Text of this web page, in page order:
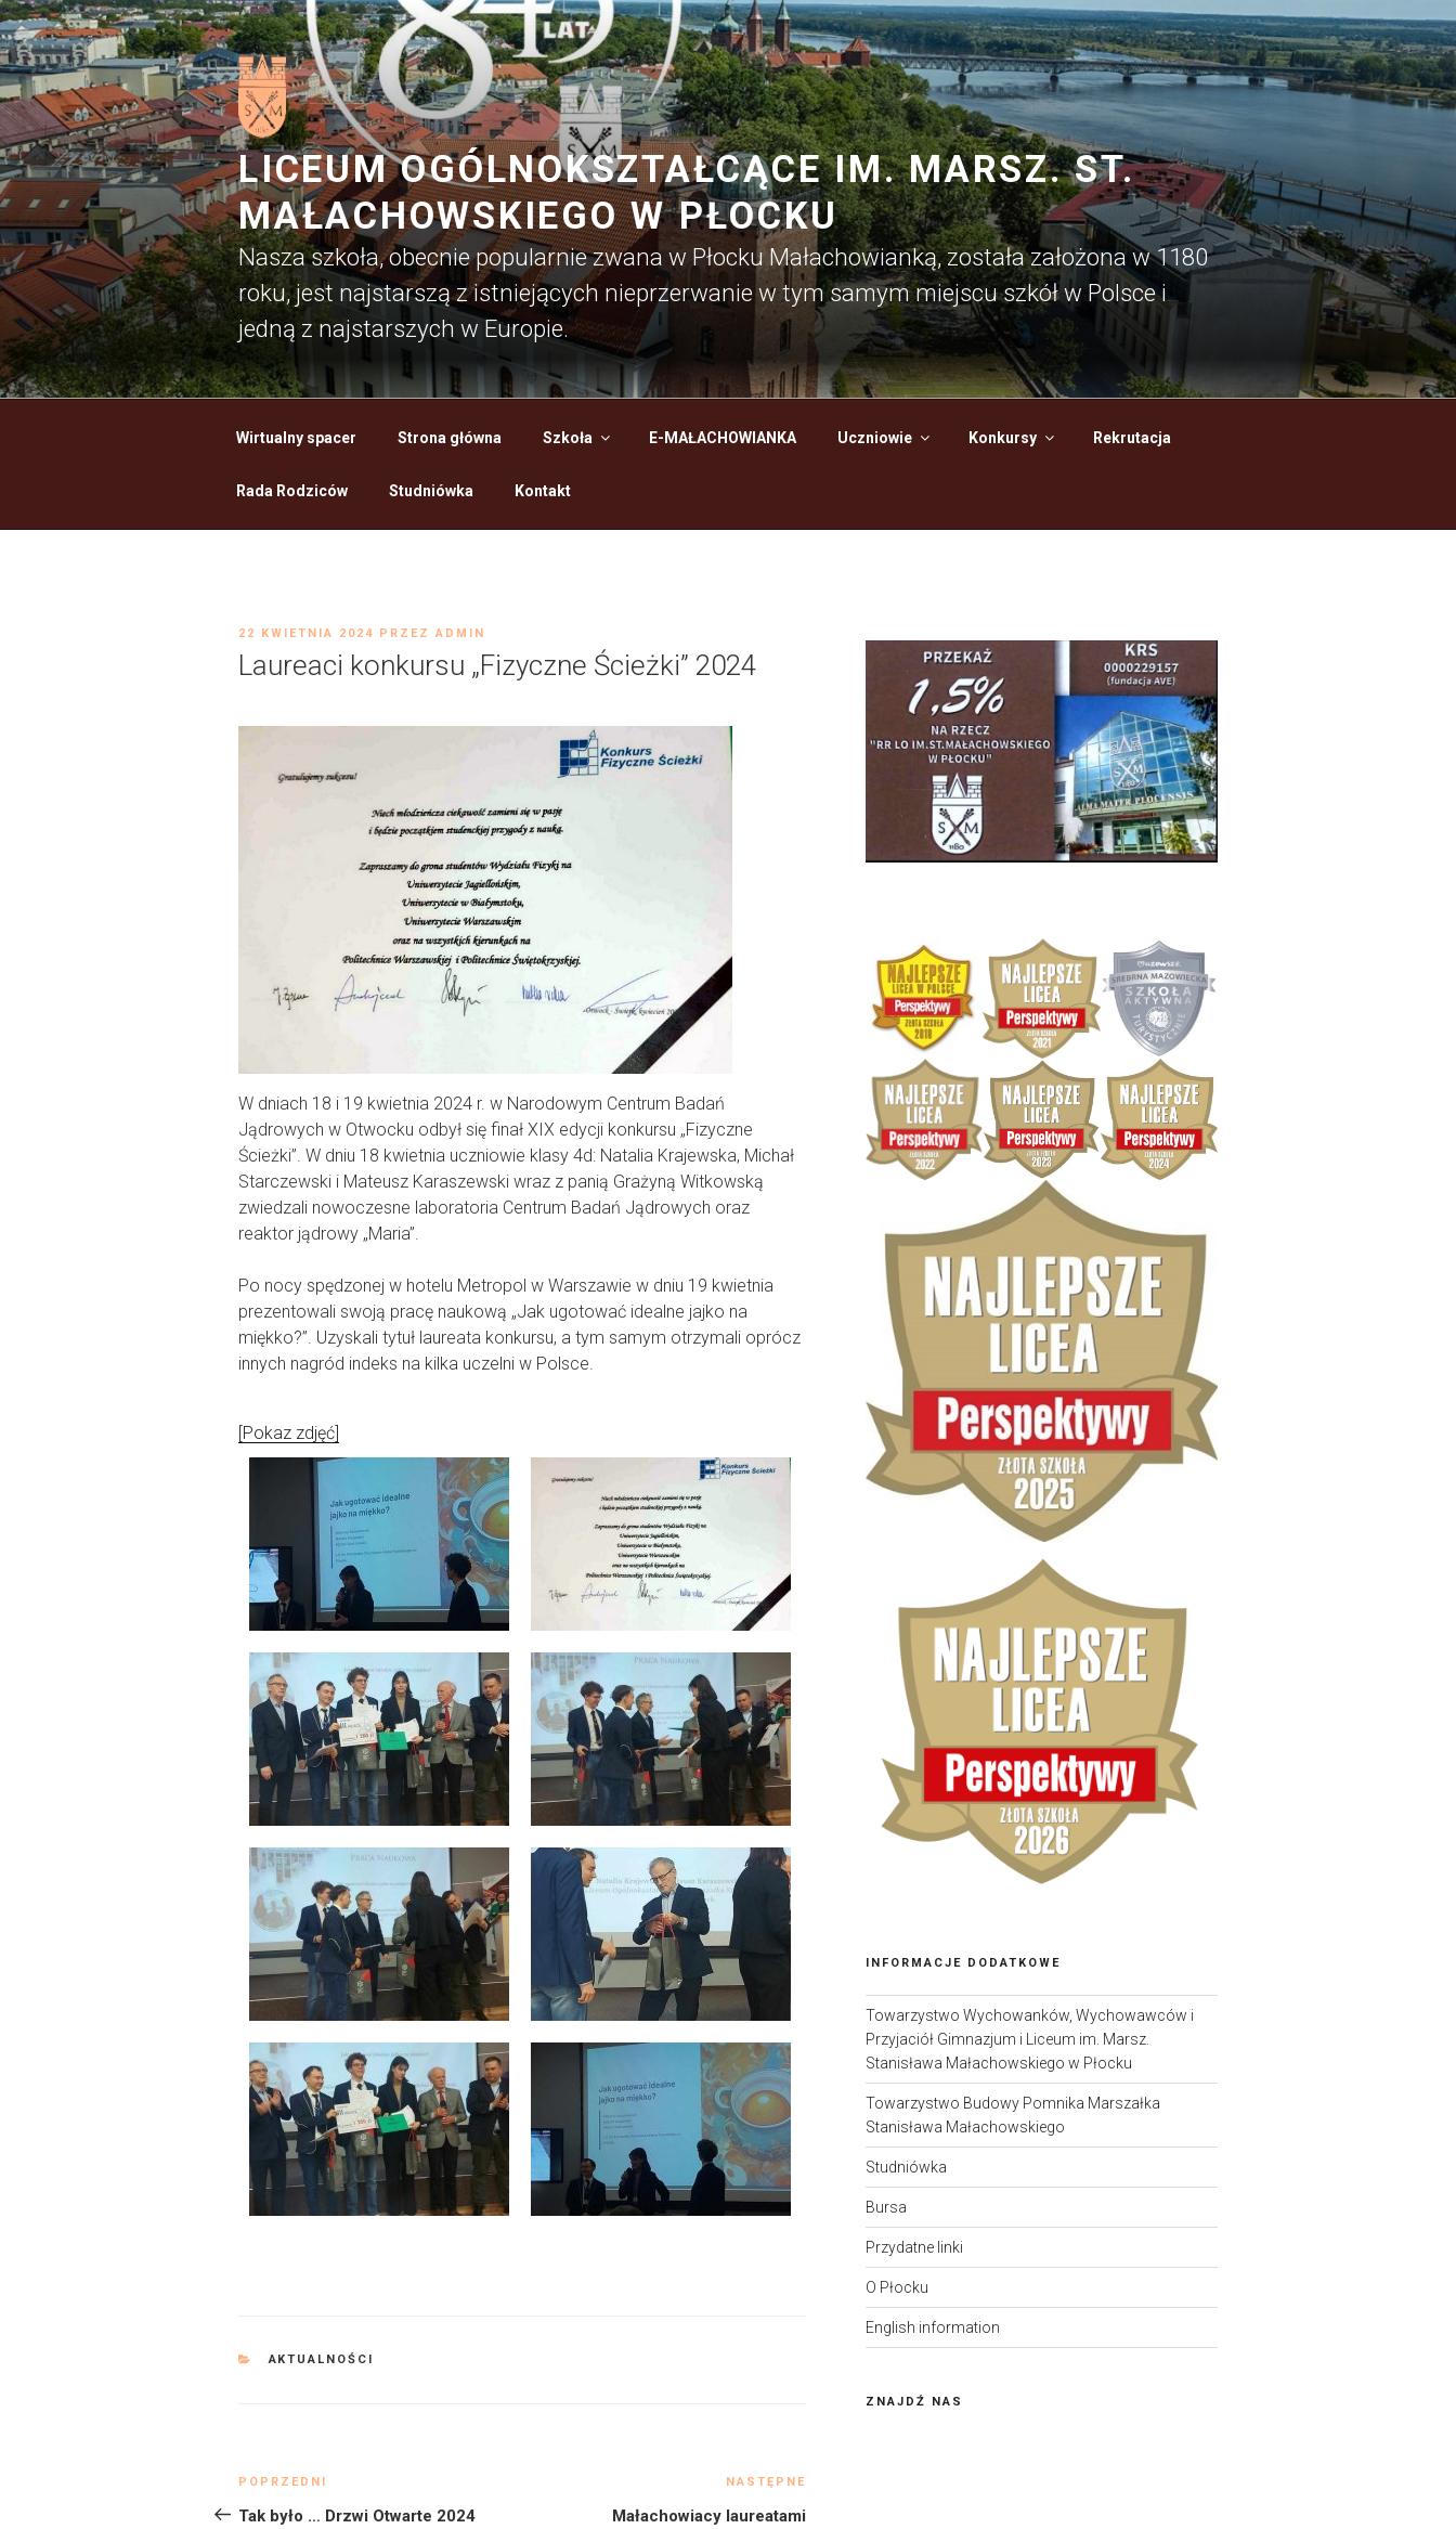
Przejdź
do
treści
LICEUM OGÓLNOKSZTAŁCĄCE IM. MARSZ. ST.
MAŁACHOWSKIEGO W PŁOCKU
Nasza szkoła, obecnie popularnie zwana w Płocku Małachowianką, została założona w 1180
roku, jest najstarszą z istniejących nieprzerwanie w tym samym miejscu szkół w Polsce i
jedną z najstarszych w Europie.
Wirtualny spacer Strona główna Szkoła E-MAŁACHOWIANKA Uczniowie Konkursy Rekrutacja
Rada Rodziców Studniówka Kontakt
OPUBLIKOWANE
22 KWIETNIA 2024 PRZEZADMIN
Laureaci konkursu „Fizyczne Ścieżki” 2024
W dniach 18 i 19 kwietnia 2024 r. w Narodowym Centrum Badań
Jądrowych w Otwocku odbył się finał XIX edycji konkursu „Fizyczne
Ścieżki”. W dniu 18 kwietnia uczniowie klasy 4d: Natalia Krajewska, Michał
Starczewski i Mateusz Karaszewski wraz z panią Grażyną Witkowską
zwiedzali nowoczesne laboratoria Centrum Badań Jądrowych oraz
reaktor jądrowy „Maria”.
Po nocy spędzonej w hotelu Metropol w Warszawie w dniu 19 kwietnia
prezentowali swoją pracę naukową „Jak ugotować idealne jajko na
miękko?”. Uzyskali tytuł laureata konkursu, a tym samym otrzymali oprócz
innych nagród indeks na kilka uczelni w Polsce.
[Pokaz zdjęć]
KATEGORIE
AKTUALNOŚCI
Nawigacja
wpisu
Poprzedni
wpis
POPRZEDNI
Tak było … Drzwi Otwarte 2024
NASTĘPNE
Małachowiacy laureatami
INFORMACJE DODATKOWE
Towarzystwo Wychowanków, Wychowawców i
Przyjaciół Gimnazjum i Liceum im. Marsz.
Stanisława Małachowskiego w Płocku
Towarzystwo Budowy Pomnika Marszałka
Stanisława Małachowskiego
Studniówka
Bursa
Przydatne linki
O Płocku
English information
ZNAJDŹ NAS